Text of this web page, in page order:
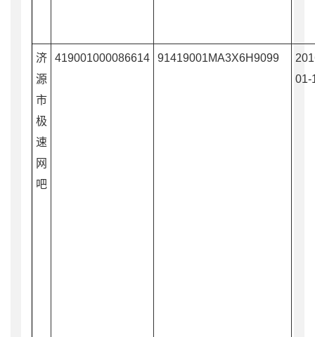
济
源
市
极
速
网
吧
419001000086614 91419001MA3X6H9099
01-